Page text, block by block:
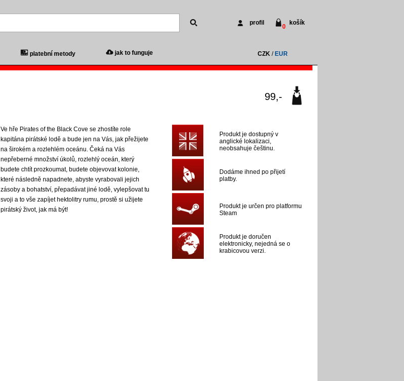
profil
0
košík
CZK/ EUR
platební metody jak to funguje
99,-
Ve hře Pirates of the Black Cove se zhostíte role
kapitána pirátské lodě a bude jen na Vás, jak přežijete
na širokém a rozlehlém oceánu. Čeká na Vás
nepřeberné množství úkolů, rozlehlý oceán, který
budete chtít prozkoumat, budete objevovat kolonie,
které následně napadnete, abyste vyrabovali jejich
zásoby a bohatství, přepadávat jiné lodě, vylepšovat tu
svoji a to vše zapíjet hektolitry rumu, prostě si užijete
pirátský život, jak má být!
Produkt je dostupný v
anglické lokalizaci,
neobsahuje češtinu.
Dodáme ihned po přijetí
platby.
Produkt je určen pro platformu
Steam
Produkt je doručen
elektronicky, nejedná se o
krabicovou verzi.